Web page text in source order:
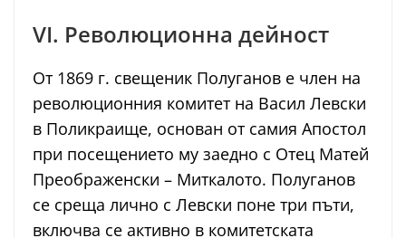
VI. Революционна дейност
От 1869 г. свещеник Полуганов е член на
революционния комитет на Васил Левски
в Поликраище, основан от самия Апостол
при посещението му заедно с Отец Матей
Преображенски – Миткалото. Полуганов
се среща лично с Левски поне три пъти,
включва се активно в комитетската